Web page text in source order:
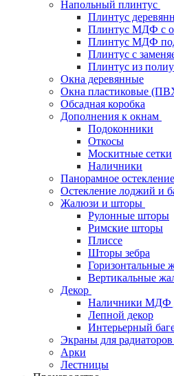
Напольный плинтус
Плинтус
Плинтус МДФ с
Плинтус МДФ
Плинтус с
Плинтус из
Окна деревянные
Окна пластиковые
Обсадная коробка
Дополнения к окнам
Подоконники
Откосы
Москитные сетки
Наличники
Панорамное остекление
Остекление лоджий и
Жалюзи и шторы
Рулонные шторы
Римские шторы
Плиссе
Шторы зебра
Горизонтальные
Вертикальные
Декор
Наличники МДФ
Лепной декор
Интерьерный
Экраны для
Арки
Лестницы